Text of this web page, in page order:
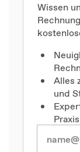
Wissen
Alles
und
Praxis